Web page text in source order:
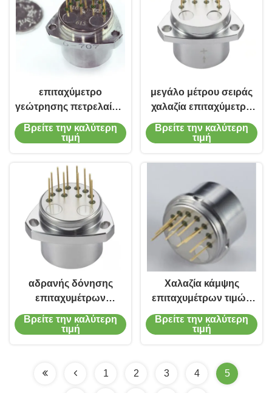
επιταχύμετρο
γεώτρησης πετρελαίου,
ακριβής αισθητήρας
δόνησης
Βρείτε την καλύτερη
τιμή
μεγάλο μέτρου σειράς
χαλαζία επιταχύμετρο
κάμψης επιταχυμέτρων
υψηλό αξιόπιστο
Βρείτε την καλύτερη
τιμή
αδρανής δόνησης
επιταχυμέτρων
αισθητήρων ενιαία τιμή
επιταχυμέτρων χαλαζία
Βρείτε την καλύτερη
τιμή
Χαλαζία κάμψης
επιταχυμέτρων τιμών
υψηλό ακριβές
αναλογικό
επιταχυμέτρων ενιαίο
Βρείτε την καλύτερη
τιμή
1 2 3 4 5